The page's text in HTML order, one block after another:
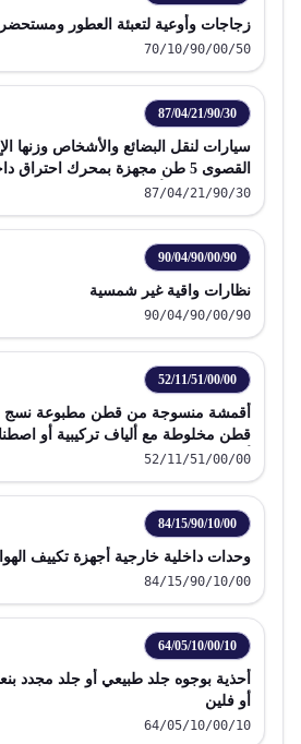
زجاجات وأوعية لتعبئة العطور
70/10/90/00/50
87/04/21/90/30
سيارات لنقل البضائع والأشخاص وزنها
القصوى 5 طن مجهزة بمحرك
بالضغط ديزل أو نصف ديزل
87/04/21/90/30
90/04/90/00/90
نظارات واقية غير شمسية
90/04/90/00/90
52/11/51/00/00
قطن مخلوطة مع ألياف تركيبية أو
أكثر من 200 جم
52/11/51/00/00
84/15/90/10/00
وحدات داخلية خارجية أجهزة تكييف
84/15/90/10/00
64/05/10/00/10
أحذية بوجوه جلد طبيعي أو جلد مجدد
أو فلين
64/05/10/00/10